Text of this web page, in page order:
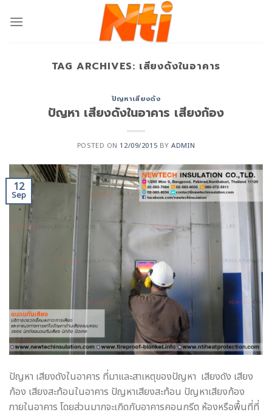
TAG ARCHIVES: เสียงดังในอาคาร
ปัญหาเสียงดัง
ปัญหา เสียงดังในอาคาร เสียงก้อง
POSTED ON 12/09/2015 BYADMIN
12
Sep
ปัญหา เสียงดังในอาคาร ที่มาและสาเหตุของปัญหา เสียงดัง เสียง
ก้อง เสียงสะท้อนในอาคาร ปัญหาเสียงสะท้อน ปัญหาเสียงก้อง
ภายในอาคาร โดยส่วนมากจะเกิดกับอาคารคอนกรีต ห้องหรือพื้นที่ที่